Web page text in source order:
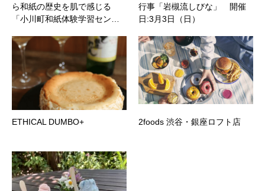
ら和紙の歴史を肌で感じる
「小川町和紙体験学習セン…
行事「岩槻流しびな」 開催
日:3月3日（日）
ETHICAL DUMBO+ 2foods 渋谷・銀座ロフト店